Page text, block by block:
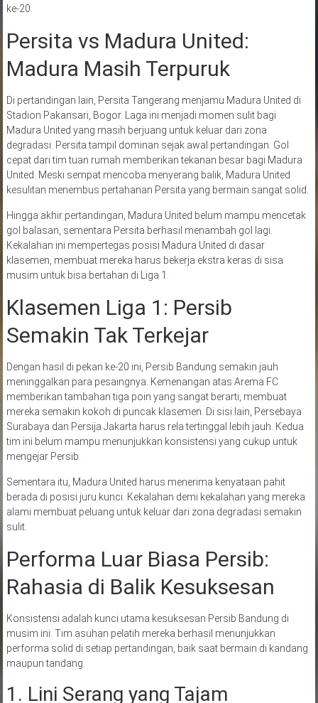
ke-20.
Persita vs Madura United:
Madura Masih Terpuruk
Di pertandingan lain, Persita Tangerang menjamu Madura United di
Stadion Pakansari, Bogor. Laga ini menjadi momen sulit bagi
Madura United yang masih berjuang untuk keluar dari zona
degradasi. Persita tampil dominan sejak awal pertandingan. Gol
cepat dari tim tuan rumah memberikan tekanan besar bagi Madura
United. Meski sempat mencoba menyerang balik, Madura United
kesulitan menembus pertahanan Persita yang bermain sangat solid.
Hingga akhir pertandingan, Madura United belum mampu mencetak
gol balasan, sementara Persita berhasil menambah gol lagi.
Kekalahan ini mempertegas posisi Madura United di dasar
klasemen, membuat mereka harus bekerja ekstra keras di sisa
musim untuk bisa bertahan di Liga 1.
Klasemen Liga 1: Persib
Semakin Tak Terkejar
Dengan hasil di pekan ke-20 ini, Persib Bandung semakin jauh
meninggalkan para pesaingnya. Kemenangan atas Arema FC
memberikan tambahan tiga poin yang sangat berarti, membuat
mereka semakin kokoh di puncak klasemen. Di sisi lain, Persebaya
Surabaya dan Persija Jakarta harus rela tertinggal lebih jauh. Kedua
tim ini belum mampu menunjukkan konsistensi yang cukup untuk
mengejar Persib.
Sementara itu, Madura United harus menerima kenyataan pahit
berada di posisi juru kunci. Kekalahan demi kekalahan yang mereka
alami membuat peluang untuk keluar dari zona degradasi semakin
sulit.
Performa Luar Biasa Persib:
Rahasia di Balik Kesuksesan
Konsistensi adalah kunci utama kesuksesan Persib Bandung di
musim ini. Tim asuhan pelatih mereka berhasil menunjukkan
performa solid di setiap pertandingan, baik saat bermain di kandang
maupun tandang.
1. Lini Serang yang Tajam